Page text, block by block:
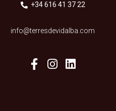
+34 616 41 37 22
info@terresdevidalba.com